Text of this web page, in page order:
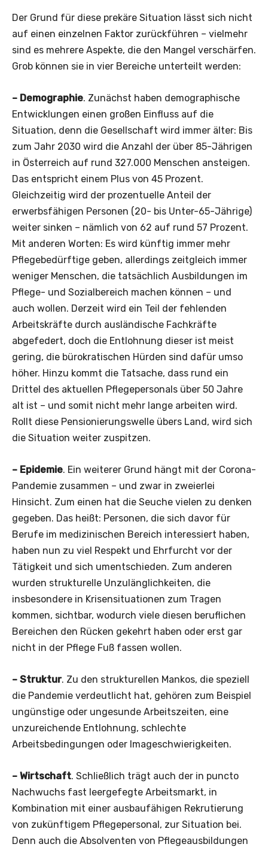
Der Grund für diese prekäre Situation lässt sich nicht
auf einen einzelnen Faktor zurückführen – vielmehr
sind es mehrere Aspekte, die den Mangel verschärfen.
Grob können sie in vier Bereiche unterteilt werden:
– Demographie. Zunächst haben demographische
Entwicklungen einen großen Einfluss auf die
Situation, denn die Gesellschaft wird immer älter: Bis
zum Jahr 2030 wird die Anzahl der über 85-Jährigen
in Österreich auf rund 327.000 Menschen ansteigen.
Das entspricht einem Plus von 45 Prozent.
Gleichzeitig wird der prozentuelle Anteil der
erwerbsfähigen Personen (20- bis Unter-65-Jährige)
weiter sinken – nämlich von 62 auf rund 57 Prozent.
Mit anderen Worten: Es wird künftig immer mehr
Pflegebedürftige geben, allerdings zeitgleich immer
weniger Menschen, die tatsächlich Ausbildungen im
Pflege- und Sozialbereich machen können – und
auch wollen. Derzeit wird ein Teil der fehlenden
Arbeitskräfte durch ausländische Fachkräfte
abgefedert, doch die Entlohnung dieser ist meist
gering, die bürokratischen Hürden sind dafür umso
höher. Hinzu kommt die Tatsache, dass rund ein
Drittel des aktuellen Pflegepersonals über 50 Jahre
alt ist – und somit nicht mehr lange arbeiten wird.
Rollt diese Pensionierungswelle übers Land, wird sich
die Situation weiter zuspitzen.
– Epidemie. Ein weiterer Grund hängt mit der Corona-
Pandemie zusammen – und zwar in zweierlei
Hinsicht. Zum einen hat die Seuche vielen zu denken
gegeben. Das heißt: Personen, die sich davor für
Berufe im medizinischen Bereich interessiert haben,
haben nun zu viel Respekt und Ehrfurcht vor der
Tätigkeit und sich umentschieden. Zum anderen
wurden strukturelle Unzulänglichkeiten, die
insbesondere in Krisensituationen zum Tragen
kommen, sichtbar, wodurch viele diesen beruflichen
Bereichen den Rücken gekehrt haben oder erst gar
nicht in der Pflege Fuß fassen wollen.
– Struktur. Zu den strukturellen Mankos, die speziell
die Pandemie verdeutlicht hat, gehören zum Beispiel
ungünstige oder ungesunde Arbeitszeiten, eine
unzureichende Entlohnung, schlechte
Arbeitsbedingungen oder Imageschwierigkeiten.
– Wirtschaft. Schließlich trägt auch der in puncto
Nachwuchs fast leergefegte Arbeitsmarkt, in
Kombination mit einer ausbaufähigen Rekrutierung
von zukünftigem Pflegepersonal, zur Situation bei.
Denn auch die Absolventen von Pflegeausbildungen